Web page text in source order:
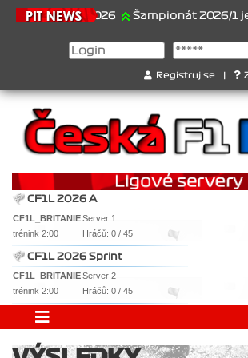
21.6.2026 Šampionát 2026/1 je za
Registruj se
CF1L 2026 A
CF1L_BRITANIEServer 1
trénink 2:00
Hráčů: 0 / 45
CF1L 2026 Sprint
CF1L_BRITANIEServer 2
trénink 2:00
Hráčů: 0 / 45